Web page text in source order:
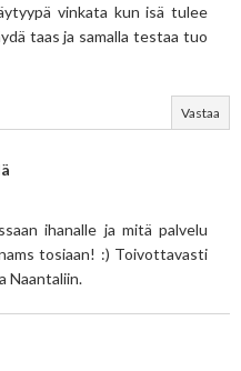
vinkata kun isä tulee
taas ja samalla testaa tuo
Vastaa
ihanalle ja mitä palvelu
tosiaan! :) Toivottavasti
Naantaliin.